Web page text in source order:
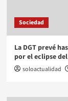
Sociedad
La DGT prevé
por el eclipse
soloactualidad